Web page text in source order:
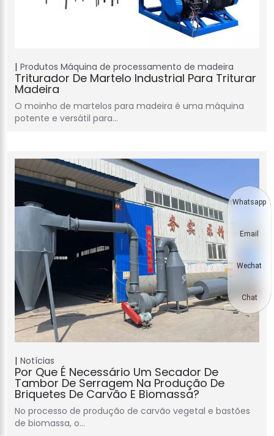
Produtos Máquina de processamento de madeira
Triturador De Martelo Industrial Para Triturar
Madeira
O moinho de martelos para madeira é uma máquina
potente e versátil para…
Notícias
Por Que É Necessário Um Secador De
Tambor De Serragem Na Produção De
Briquetes De Carvão E Biomassa?
No processo de produção de carvão vegetal e bastões
de biomassa, o…
Whatsapp
Email
Wechat
Chat